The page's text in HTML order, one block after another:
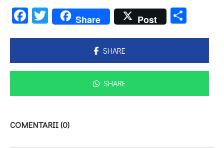
Facebook
Twitter
Share Post
SHARE
SHARE
COMENTARII (0)